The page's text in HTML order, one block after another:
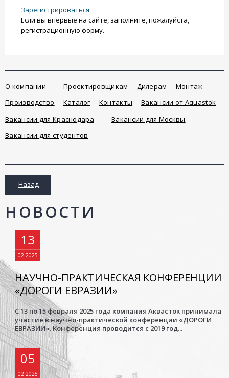
Зарегистрироваться
Если вы впервые на сайте, заполните, пожалуйста,
регистрационную форму.
О компании Проектировщикам Дилерам
Монтаж
Производство
Каталог Контакты
Вакансии от Aquastok
Вакансии для Краснодара
Вакансии для Москвы
Вакансии для студентов
Назад
НОВОСТИ
13
02.2025
НАУЧНО-ПРАКТИЧЕСКАЯ КОНФЕРЕНЦИИ
«ДОРОГИ ЕВРАЗИИ»
С 13 по 15 февраля 2025 года компания Аквасток принимала
участие в научно-практической конференции «ДОРОГИ
ЕВРАЗИИ». Конференция проводится с 2019 год...
05
02.2025